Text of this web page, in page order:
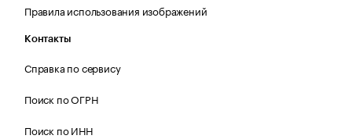
Правила использования изображений
Контакты
Справка по сервису
Поиск по ОГРН
Поиск по ИНН